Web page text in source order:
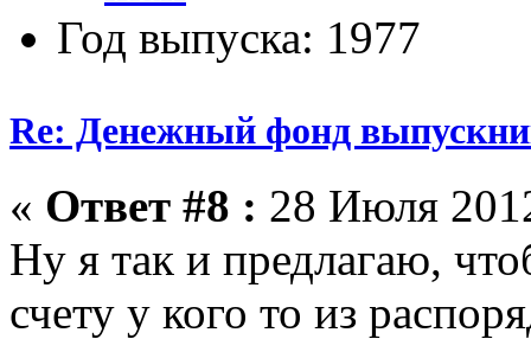
Год выпуска: 1977
Re: Денежный фонд
« Ответ #8 : 28 Июля
Ну я так и предлагаю,
счету у кого то из